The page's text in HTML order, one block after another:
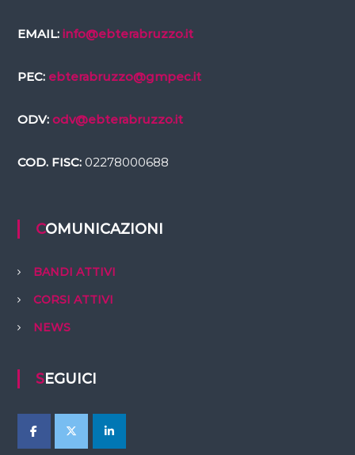
EMAIL: info@ebterabruzzo.it
PEC: ebterabruzzo@gmpec.it
ODV: odv@ebterabruzzo.it
COD. FISC:02278000688
COMUNICAZIONI
BANDI ATTIVI
CORSI ATTIVI
NEWS
SEGUICI